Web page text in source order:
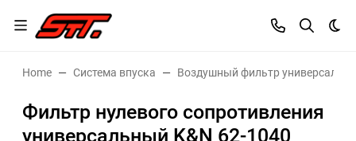
Home Система впуска Воздушный фильтр
Фильтр нулевого сопротивления
универсальный K&N 62-1040